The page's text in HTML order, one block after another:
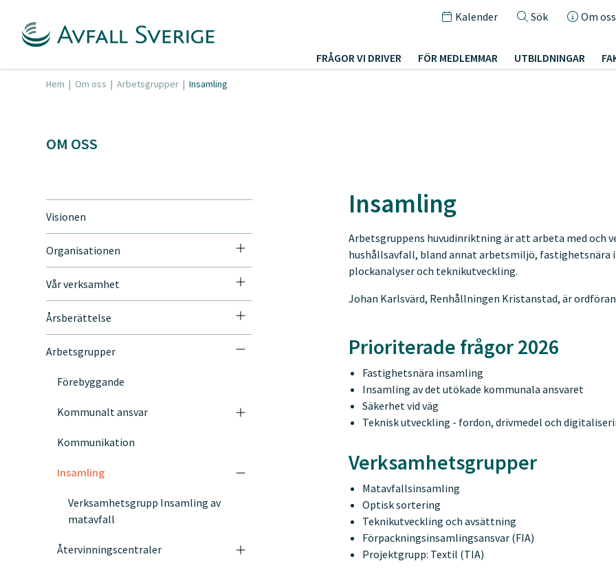
Kalender Sök Om oss
FRÅGOR VI DRIVER FÖR MEDLEMMAR UTBILDNINGAR
Hem | Om oss | Arbetsgrupper | Insamling
OM OSS
Visionen
Organisationen
Vår verksamhet
Årsberättelse
Arbetsgrupper
Förebyggande
Kommunalt ansvar
Kommunikation
Insamling
Verksamhetsgrupp Insamling av
matavfall
Återvinningscentraler
Insamling
Arbetsgruppens huvudinriktning är att arbeta med och
hushållsavfall, bland annat arbetsmiljö, fastighetsnära
plockanalyser och teknikutveckling.
Johan Karlsvärd, Renhållningen Kristanstad, är
Prioriterade frågor 2026
Fastighetsnära insamling
Insamling av det utökade kommunala ansvaret
Säkerhet vid väg
Teknisk utveckling - fordon, drivmedel och
Verksamhetsgrupper
Matavfallsinsamling
Optisk sortering
Teknikutveckling och avsättning
Förpackningsinsamlingsansvar (FIA)
Projektgrupp: Textil (TIA)